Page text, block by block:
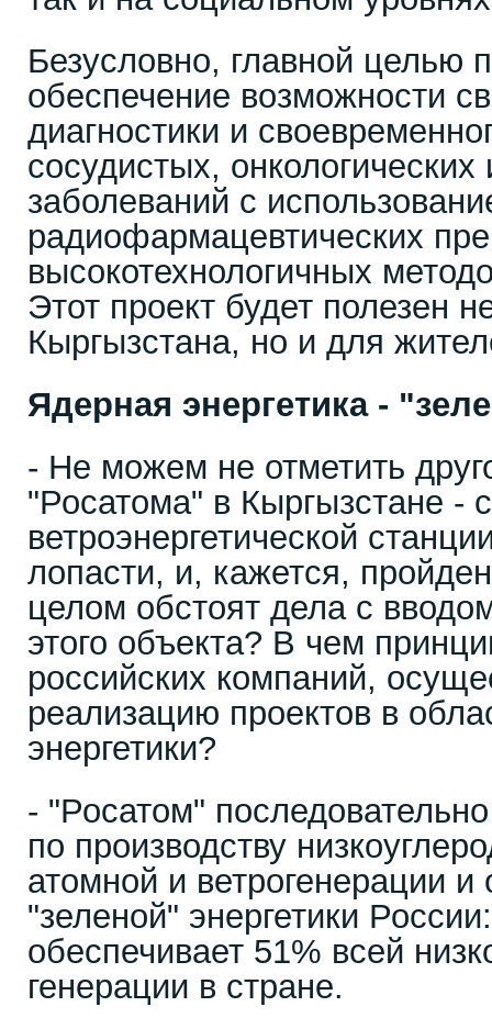
Безусловно, главной целью
обеспечение возможности
диагностики и
сосудистых, онкологических
заболеваний с
радиофармацевтических
высокотехнологичных
Этот проект будет полезен
Кыргызстана, но и для
Ядерная энергетика -
- Не можем не отметить
"Росатома" в Кыргызстане -
ветроэнергетической
лопасти, и, кажется,
целом обстоят дела с
этого объекта? В чем
российских компаний,
реализацию проектов в
энергетики?
- "Росатом"
по производству
атомной и ветрогенерации и
"зеленой" энергетики
обеспечивает 51% всей
генерации в стране.